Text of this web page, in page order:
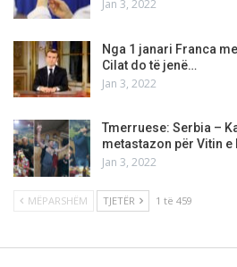
Jan 3, 2022
Nga 1 janari Franca
Cilat do të jenë…
Jan 3, 2022
Tmerruese: Serbia –
metastazon për Vitin e
Jan 3, 2022
MËPARSHËM TJETËR 1 të 459